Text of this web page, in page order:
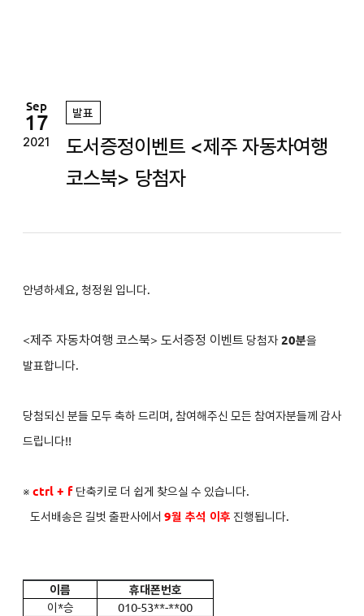
Sep
17
2021
발표
도서증정이벤트 <제주 자동차여행
코스북> 당첨자
안녕하세요, 청정원 입니다.
<제주 자동차여행 코스북> 도서증정 이벤트 당첨자 20분을
발표합니다.
당첨되신 분들 모두 축하 드리며, 참여해주신 모든 참여자분들께 감사
드립니다!!
※ ctrl + f 단축키로 더 쉽게 찾으실 수 있습니다.
도서배송은 길벗 출판사에서 9월 추석 이후 진행됩니다.
이름
휴대폰번호
이*승
010-53**-**00